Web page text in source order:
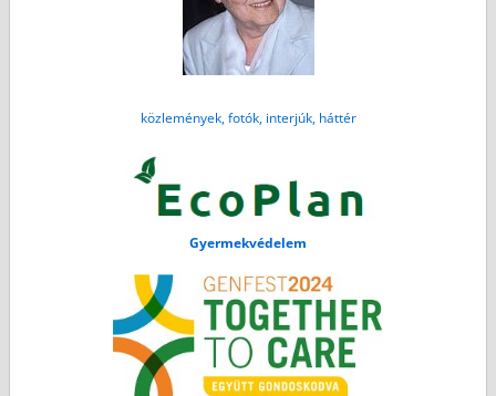
közlemények, fotók, interjúk, háttér
Gyermekvédelem